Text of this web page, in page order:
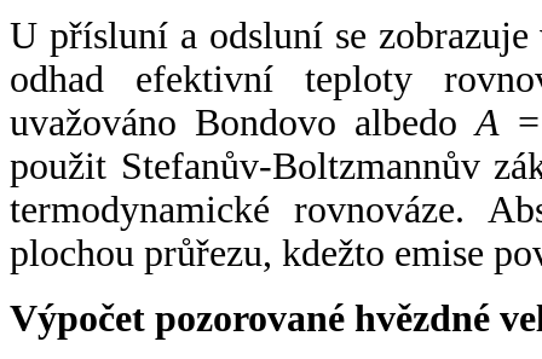
U přísluní a odsluní se
odhad efektivní teploty
uvažováno Bondovo albedoA
použit Stefanův-Boltzmannův
termodynamické rovnováze.
plochou průřezu, kdežto emise
Výpočet pozorované hvězdné